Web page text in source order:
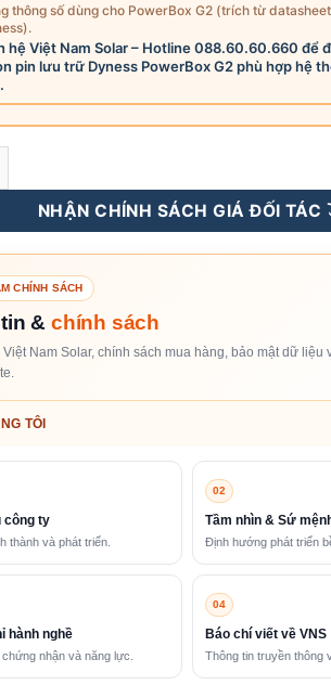
thông số dùng cho PowerBox G2 (trích từ
hệ Việt Nam Solar – Hotline 088.60.60.660 để
pin lưu trữ Dyness PowerBox G2 phù hợp hệ
- Pin Lưu Trữ Điện Lithium Dyness
NHẬN CHÍNH SÁCH GIÁ ĐỐI TÁC
CHÍNH SÁCH
& chính sách
Việt Nam Solar, chính sách mua hàng, bảo mật dữ liệu
TÔI
công ty
thành và phát triển.
02
Tầm nhìn & Sứ
Định hướng phát triển
hành nghề
nhận và năng lực.
04
Báo chí viết về VNS
Thông tin truyền thông